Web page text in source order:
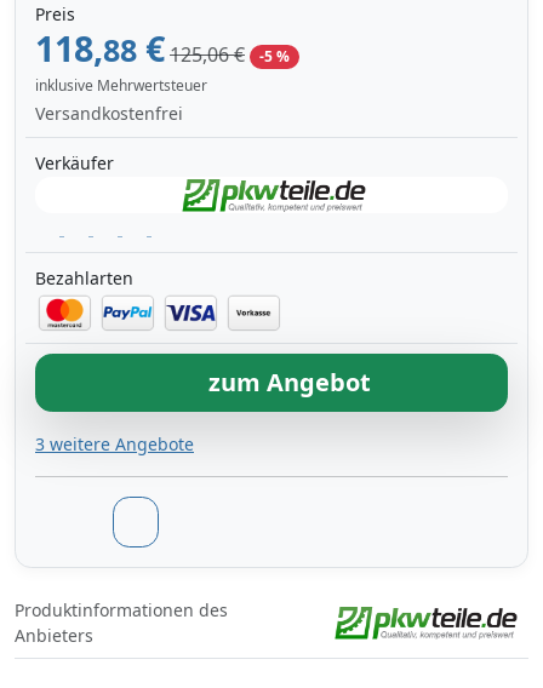
Preis
118,88 €125,06 €
-5 %
inklusive Mehrwertsteuer
Versandkostenfrei
Verkäufer
Bezahlarten
zum Angebot
3 weitere Angebote
Produktinformationen des
Anbieters